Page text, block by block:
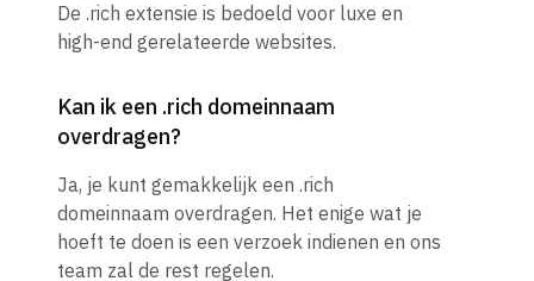
De .rich extensie is bedoeld voor luxe en
high-end gerelateerde websites.
Kan ik een .rich domeinnaam
overdragen?
Ja, je kunt gemakkelijk een .rich
domeinnaam overdragen. Het enige wat je
hoeft te doen is een verzoek indienen en ons
team zal de rest regelen.